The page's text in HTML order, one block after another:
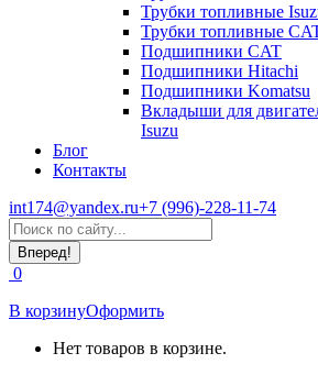
Трубки топливные
Трубки топливные
Подшипники CAT
Подшипники Hitachi
Подшипники Komatsu
Вкладыши для
Isuzu
Блог
Контакты
int174@yandex.ru+7 (996)-228-11-74
Страница
WhatsApp
открывается
в
новом
окне
Поиск:
0
В корзинуОформить
Нет товаров в корзине.